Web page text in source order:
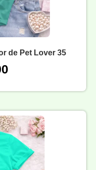
de Pet Lover 35